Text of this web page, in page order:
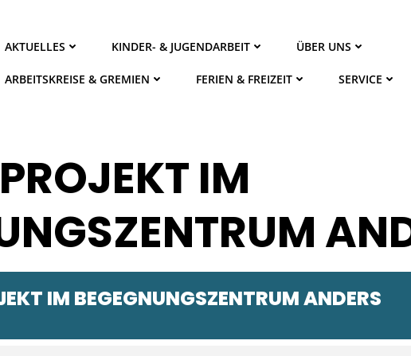
AKTUELLES KINDER- & JUGENDARBEIT ÜBER UNS
ARBEITSKREISE & GREMIEN FERIEN & FREIZEIT SERVICE
IM
IM BEGEGNUNGSZENTRUM ANDERS